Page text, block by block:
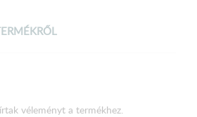
véleményt a termékhez.